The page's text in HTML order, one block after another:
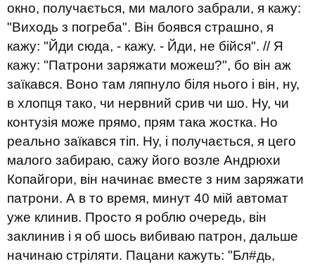
окно, получається, ми малого забрали, я кажу:
"Виходь з погреба". Він боявся страшно, я
кажу: "Йди сюда, - кажу. - Йди, не бійся". // Я
кажу: "Патрони заряжати можеш?", бо він аж
заїкався. Воно там ляпнуло біля нього і він, ну,
в хлопця тако, чи нервний срив чи шо. Ну, чи
контузія може прямо, прям така жостка. Но
реально заїкався тіп. Ну, і получається, я цего
малого забираю, сажу його возле Андрюхи
Копайгори, він начинає вместе з ним заряжати
патрони. А в то время, минут 40 мій автомат
уже клинив. Просто я роблю очередь, він
заклинив і я об шось вибиваю патрон, дальше
начинаю стріляти. Пацани кажуть: "Бл#дь,